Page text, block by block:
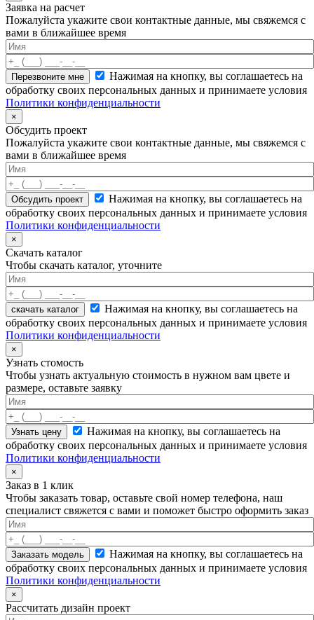
Заявка на расчет
Пожалуйста укажите свои контактные данные, мы свяжемся с
вами в ближайшее время
Нажимая на кнопку, вы соглашаетесь на
обработку своих персональных данных и принимаете условия
Политики конфиденциальности
×
Обсудить проект
Пожалуйста укажите свои контактные данные, мы свяжемся с
вами в ближайшее время
Нажимая на кнопку, вы соглашаетесь на
обработку своих персональных данных и принимаете условия
Политики конфиденциальности
×
Скачать каталог
Чтобы скачать каталог, уточните
скачать каталог
Нажимая на кнопку, вы соглашаетесь на
обработку своих персональных данных и принимаете условия
Политики конфиденциальности
×
Узнать стомость
Чтобы узнать актуальную стоимость в нужном вам цвете и
размере, оставьте заявку
Нажимая на кнопку, вы соглашаетесь на
обработку своих персональных данных и принимаете условия
Политики конфиденциальности
×
Заказ в 1 клик
Чтобы заказать товар, оставьте свой номер телефона, наш
специалист свяжется с вами и поможет быстро оформить заказ
Нажимая на кнопку, вы соглашаетесь на
обработку своих персональных данных и принимаете условия
Политики конфиденциальности
×
Рассчитать дизайн проект